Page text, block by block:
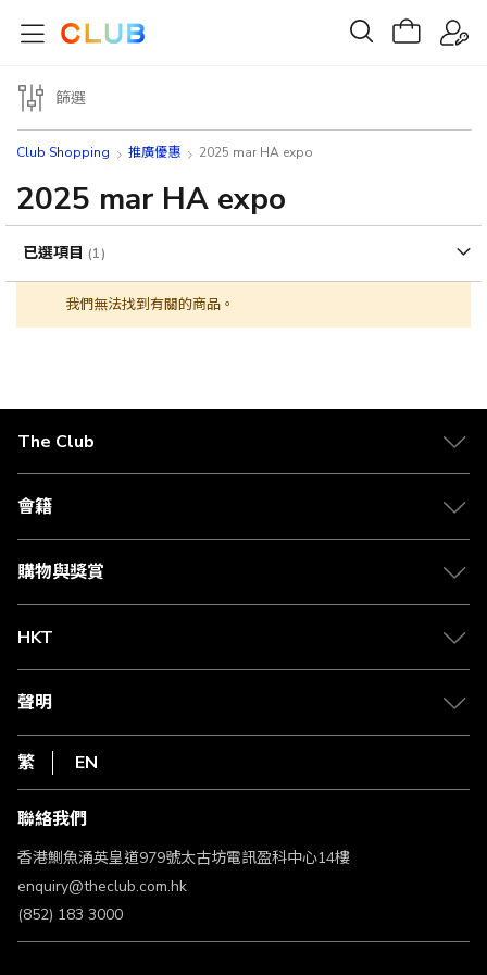
Club Shopping 推廣優惠 2025 mar HA expo
2025 mar HA expo
我們無法找到有關的商品。
篩選
已選項目
The Club
關於 The Club
合作夥伴
媒體中心
會籍
會籍及專屬禮遇
賺取積分
購物與獎賞
物流與配送
Club Shopping 商品領取站
常見問題
HKT
csl.
1010
HKT
聲明
私隱聲明
使用條款
條款及細則
不歧視及不騷擾聲明
認可牌照及通告
繁 EN
聯絡我們
香港鰂魚涌英皇道979號太古坊電訊盈科中心14樓
enquiry@theclub.com.hk
(852) 183 3000